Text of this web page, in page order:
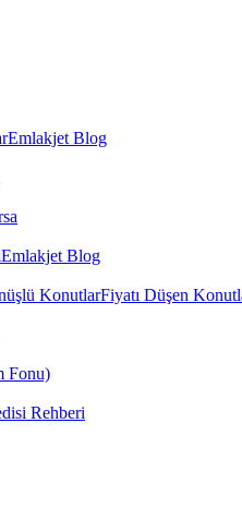
Emlakjet Blog
Emlakjet Blog
KonutlarFiyatı Düşen
Fonu)
Rehberi